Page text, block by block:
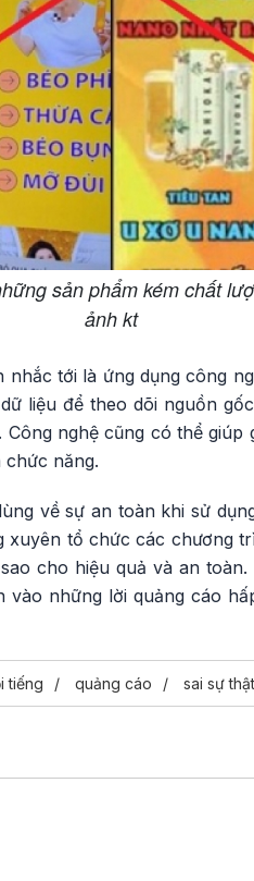
sản phẩm kém chất
ảnh kt
tới là ứng dụng công
liệu để theo dõi nguồn
nghệ cũng có thể
chức năng.
về sự an toàn khi sử
xuyên tổ chức các chương
cho hiệu quả và an
những lời quảng cáo
tiếng quảng cáo sai sự thật